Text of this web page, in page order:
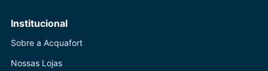
Institucional
Sobre a Acquafort
Nossas Lojas